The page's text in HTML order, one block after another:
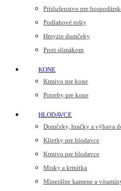
Príslušenstvo pre
Podlahové rošty
Hmyzie domčeky
Proti slimákom
KONE
Krmivo pre kone
Potreby pre kone
HLODAVCE
Domčeky, hračky a výbava
Klietky pre hlodavce
Krmivo pre hlodavce
Misky a krmítka
Minerálne kamene a